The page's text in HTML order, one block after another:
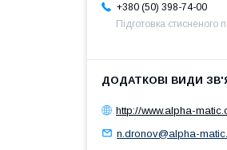
+380 (50) 398-74-00
Підготовка стисненого
http://www.alpha-
n.dronov@alpha-